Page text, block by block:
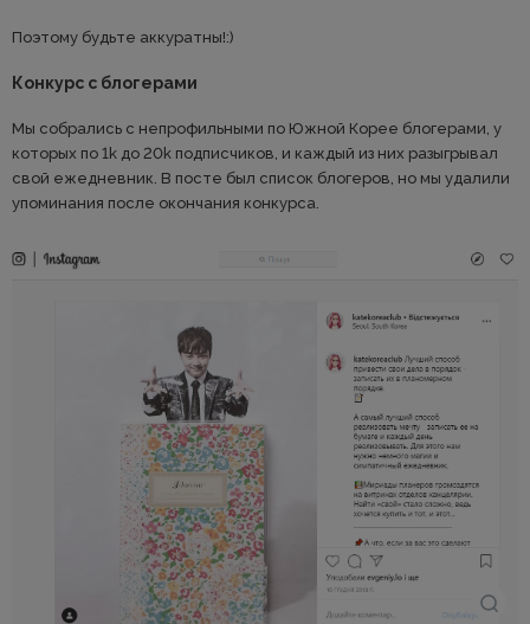
Поэтому будьте аккуратны!:)
Конкурс с блогерами
Мы собрались с непрофильными по Южной Корее блогерами, у
которых по 1k до 20k подписчиков, и каждый из них разыгрывал
свой ежедневник. В посте был список блогеров, но мы удалили
упоминания после окончания конкурса.